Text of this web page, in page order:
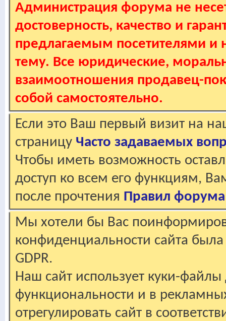
Администрация форума не
достоверность, качество и
предлагаемым посетителями и
тему. Все юридические,
взаимоотношения продавец-
собой самостоятельно.
Если это Ваш первый визит на
страницу Часто задаваемых
Чтобы иметь возможность
доступ ко всем его функциям,
после прочтения Правил форума
Мы хотели бы Вас
конфиденциальности сайта
GDPR.
Наш сайт использует куки-файлы
функциональности и в
отрегулировать сайт в